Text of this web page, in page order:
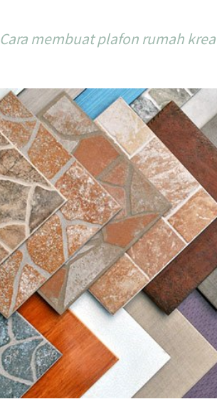
Cara membuat plafon rumah